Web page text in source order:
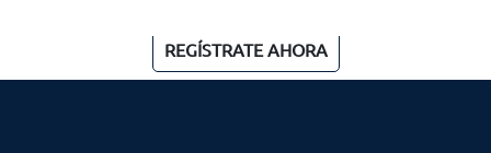
REGÍSTRATE AHORA